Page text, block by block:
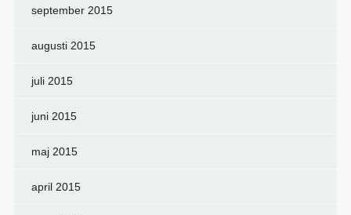
september 2015
augusti 2015
juli 2015
juni 2015
maj 2015
april 2015